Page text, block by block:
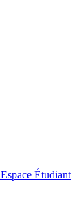
Espace Étudiant